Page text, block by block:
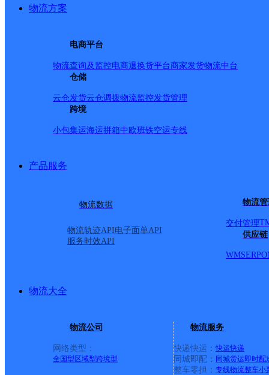
物流方案
电商平台
物流查询及监控电商退换货平台商家发货物流中台
仓储
云仓发货云仓调拨物流监控发货管理
跨境
小包集运海运拼箱中欧班铁空运专线
产品服务
物流数据
物流轨迹API电子面单API
服务时效API
物流
交付管理
供应链
WMSERP
物流大全
物流公司
网络类型：
全国型 区域型跨境型
物流服务
快递快运： 快运快递
同城即配： 同城货运即时配
整车零担： 专线物流整车小
政国内(223) 圆通速递(29)
沂南县,临沂市,快递网点
中国邮政集团有限公司
邮政国内 更多号码
59号
派送范围:-
沂南县双堠镇合作点
德邦快递
双堠镇
派送范围:-